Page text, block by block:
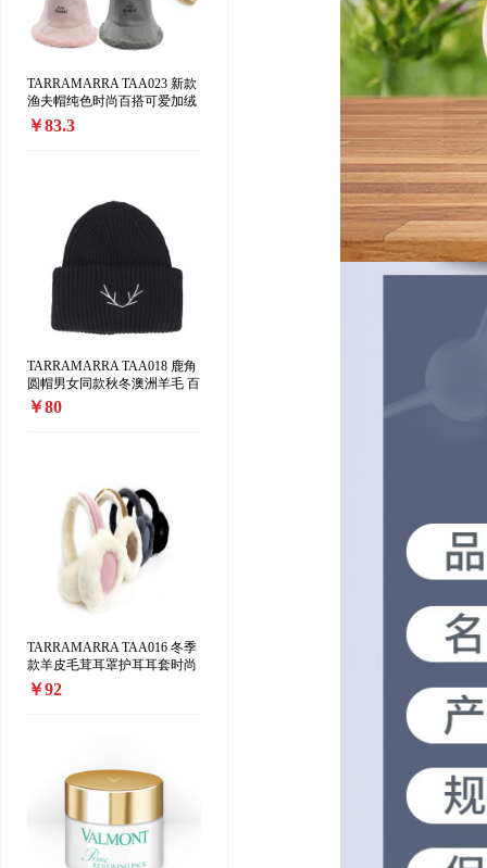
TARRAMARRA TAA023 新款
渔夫帽纯色时尚百搭可爱加绒
保暖渔夫帽正反两戴
￥83.3
TARRAMARRA TAA018 鹿角
圆帽男女同款秋冬澳洲羊毛 百
搭加厚保暖 针织毛线帽
￥80
TARRAMARRA TAA016 冬季
款羊皮毛茸耳罩护耳耳套时尚
可爱保暖
￥92